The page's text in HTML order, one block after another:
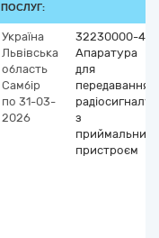
ПОСЛУГ:
Україна
Львівська
область
Самбір
по 31-03-
2026
32230000-4
Апаратура
для
передавання
радіосигналу
з
приймальним
пристроєм